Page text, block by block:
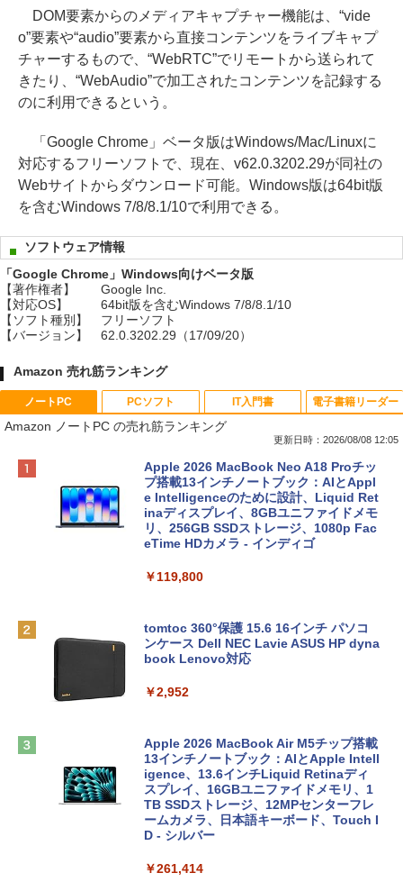
DOM要素からのメディアキャプチャー機能は、“vide
o”要素や“audio”要素から直接コンテンツをライブキャプ
チャーするもので、“WebRTC”でリモートから送られて
きたり、“WebAudio”で加工されたコンテンツを記録する
のに利用できるという。
「Google Chrome」ベータ版はWindows/Mac/Linuxに
対応するフリーソフトで、現在、v62.0.3202.29が同社の
Webサイトからダウンロード可能。Windows版は64bit版
を含むWindows 7/8/8.1/10で利用できる。
ソフトウェア情報
「Google Chrome」Windows向けベータ版
【著作権者】
Google Inc.
【対応OS】
64bit版を含むWindows 7/8/8.1/10
【ソフト種別】
フリーソフト
【バージョン】
62.0.3202.29（17/09/20）
Amazon 売れ筋ランキング
ノートPC
Amazon ノートPC の売れ筋ランキング
更新日時：2026/08/08 12:05
Apple 2026 MacBook Neo A18 Proチッ
プ搭載13インチノートブック：AIとAppl
e Intelligenceのために設計、Liquid Ret
inaディスプレイ、8GBユニファイドメモ
リ、256GB SSDストレージ、1080p Fac
eTime HDカメラ - インディゴ
￥119,800
tomtoc 360°保護 15.6 16インチ パソコ
ンケース Dell NEC Lavie ASUS HP dyna
book Lenovo対応
￥2,952
Apple 2026 MacBook Air M5チップ搭載
13インチノートブック：AIとApple Intell
igence、13.6インチLiquid Retinaディ
スプレイ、16GBユニファイドメモリ、1
TB SSDストレージ、12MPセンターフレ
ームカメラ、日本語キーボード、Touch I
D - シルバー
￥261,414
PCソフト IT入門書 電子書籍リーダー